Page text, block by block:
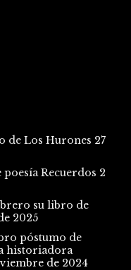
de Los Hurones 27
Recuerdos 2
su libro de
2025
póstumo de
historiadora
de 2024